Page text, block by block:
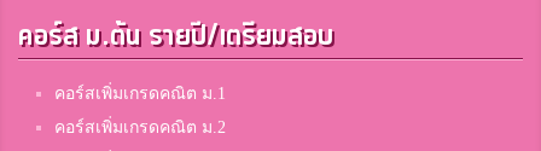
BF2311
คอร์ส ม.ต้น รายปี/เตรียมสอบ
คอร์สเพิ่มเกรดคณิต ม.1
คอร์สเพิ่มเกรดคณิต ม.2